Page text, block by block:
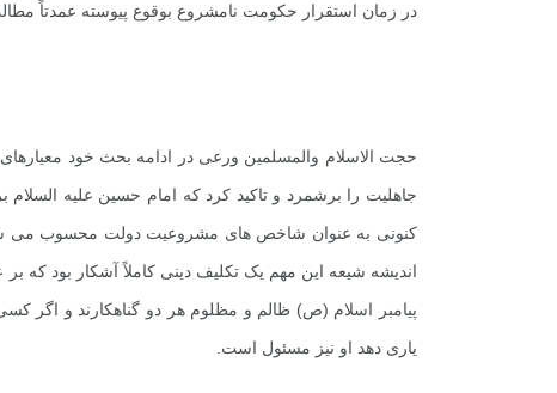
در زمان استقرار حکومت نامشروع بوقوع پیوسته عمدتاً
حجت الاسلام والمسلمین ورعی در ادامه بحث خود
جاهلیت را برشمرد و تاکید کرد که امام حسین علیه السلام
کنونی به عنوان شاخص های مشروعیت دولت محسوب می
اندیشه شیعه این مهم یک تکلیف دینی کاملاً آشکار بود که
پیامبر اسلام (ص) ظالم و مظلوم هر دو گناهکارند و اگر
یاری دهد او نیز مسئول است.